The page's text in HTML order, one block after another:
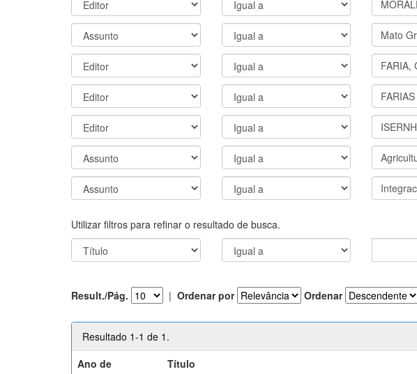
Utilizar filtros para refinar o resultado de busca.
Result./Pág. | Ordenar por Ordenar
Resultado 1-1 de 1.
Ano de
Título